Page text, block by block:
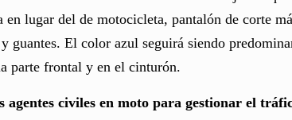
en lugar del de motocicleta, pantalón de corte
guantes. El color azul seguirá siendo
parte frontal y en el cinturón.
agentes civiles en moto para gestionar el